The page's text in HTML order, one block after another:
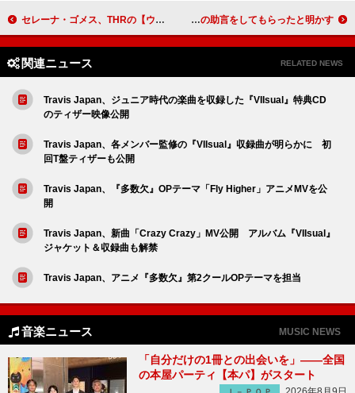
セレーナ・ゴメス、THRの【ウィメン・イン・エンターテインメント・ガラ】で＜エクイティ賞＞受賞 チャーリーXCX、「Sympathy Is a Knife」でコラボしたアリアナ・グランデからキャリア面での助言をしてもらったと明かす
関連ニュース RELATED NEWS
Travis Japan、ジュニア時代の楽曲を収録した『VIIsual』特典CD
のティザー映像公開
Travis Japan、各メンバー監修の『VIIsual』収録曲が明らかに 初
回T盤ティザーも公開
Travis Japan、『多数欠』OPテーマ「Fly Higher」アニメMVを公
開
Travis Japan、新曲「Crazy Crazy」MV公開 アルバム『VIIsual』
ジャケット＆収録曲も解禁
Travis Japan、アニメ『多数欠』第2クールOPテーマを担当
音楽ニュース MUSIC NEWS
「自分だけの1冊との出会いを」――全国
の本屋パーティ【本パ】がスタート